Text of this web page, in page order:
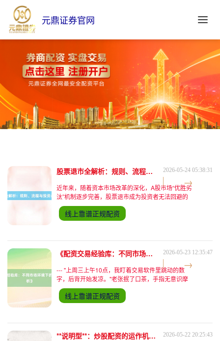
元鼎证券官网
股票退市全解析：规则、流程与投资者应对指南 2026-05-24 05:38:31
近年来，随着资本市场改革的深化，A股市场“优胜劣
汰”机制逐步完善，股票退市成为投资者无法回避的
话题。从财务造假、连续亏损到交易类强制退市，退
市规则的细化既体现了市场监管的严格性，也对普通
投资者的风险识
线上靠谱正规配资
《配资交易经验库：不同市场环境下的应对策略解析》 2026-05-23 12:35:47
--- "上周三上午10点，我盯着交易软件里跳动的数
字，后背开始发凉。"老张抿了口茶，手指无意识摩
挲着保温杯上的茶渍，"创业板指刚突破2400点，配
资账户的预警线就亮起了红灯。"这位在股市沉浮十
二年的
线上靠谱正规配资
**说明型**：炒股配资的运作机制与风险要点全解析 2026-05-22 20:25:43